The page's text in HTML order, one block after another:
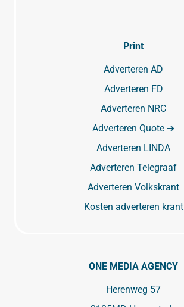
Print
Adverteren AD
Adverteren FD
Adverteren NRC
Adverteren Quote ➔
Adverteren LINDA
Adverteren Telegraaf
Adverteren Volkskrant
Kosten adverteren krant
ONE MEDIA AGENCY
Herenweg 57